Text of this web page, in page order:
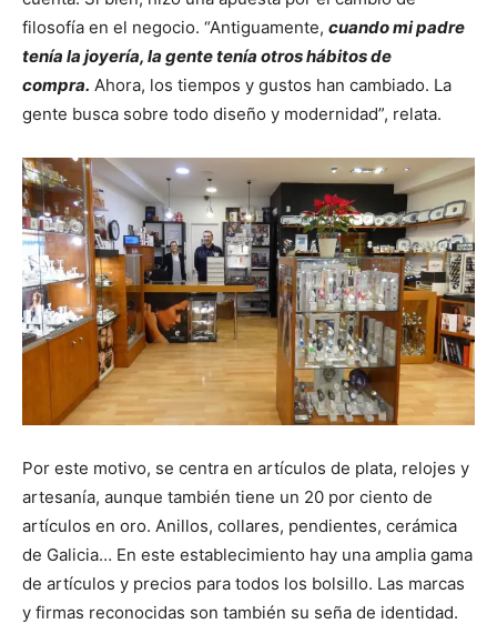
filosofía en el negocio. “Antiguamente, cuando mi padre
tenía la joyería, la gente tenía otros hábitos de
compra. Ahora, los tiempos y gustos han cambiado. La
gente busca sobre todo diseño y modernidad”, relata.
Por este motivo, se centra en artículos de plata, relojes y
artesanía, aunque también tiene un 20 por ciento de
artículos en oro. Anillos, collares, pendientes, cerámica
de Galicia… En este establecimiento hay una amplia gama
de artículos y precios para todos los bolsillo. Las marcas
y firmas reconocidas son también su seña de identidad.